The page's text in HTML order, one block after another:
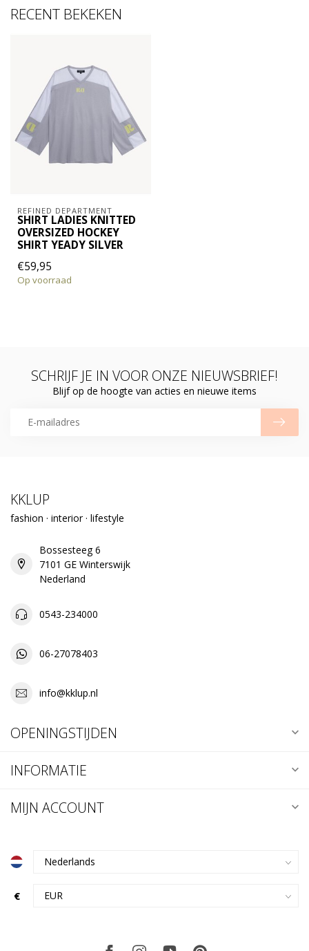
RECENT BEKEKEN
REFINED DEPARTMENT
SHIRT LADIES KNITTED
OVERSIZED HOCKEY
SHIRT YEADY SILVER
€59,95
Op voorraad
SCHRIJF JE IN VOOR ONZE NIEUWSBRIEF!
Blijf op de hoogte van acties en nieuwe items
KKLUP
fashion · interior · lifestyle
Bossesteeg 6
7101 GE Winterswijk
Nederland
0543-234000
06-27078403
info@kklup.nl
OPENINGSTIJDEN
INFORMATIE
MIJN ACCOUNT
€